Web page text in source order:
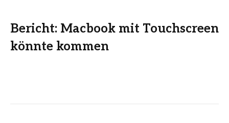
Bericht: Macbook mit Touchscreen
könnte kommen